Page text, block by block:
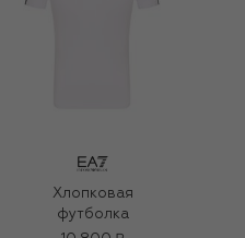
Хлопковая
футболка